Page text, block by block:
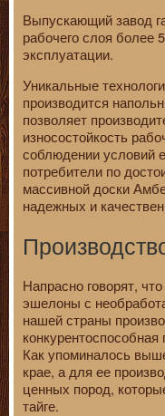
Выпускающий завод
рабочего слоя более
эксплуатации.
Уникальные
производится
позволяет
износостойкость
соблюдении условий
потребители по
массивной доски
надежных и
Напрасно говорят,
эшелоны с
нашей страны
Как упоминалось
крае, а для ее
ценных пород,
тайге.